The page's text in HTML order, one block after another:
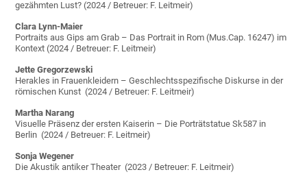
gezähmten Lust? (2024 / Betreuer: F. Leitmeir)
Clara Lynn-Maier
Portraits aus Gips am Grab – Das Portrait in Rom (Mus.Cap. 16247) im
Kontext (2024 / Betreuer: F. Leitmeir)
Jette Gregorzewski
Herakles in Frauenkleidern – Geschlechtsspezifische Diskurse in der
römischen Kunst (2024 / Betreuer: F. Leitmeir)
Martha Narang
Visuelle Präsenz der ersten Kaiserin – Die Porträtstatue Sk587 in
Berlin (2024 / Betreuer: F. Leitmeir)
Sonja Wegener
Die Akustik antiker Theater (2023 / Betreuer: F. Leitmeir)